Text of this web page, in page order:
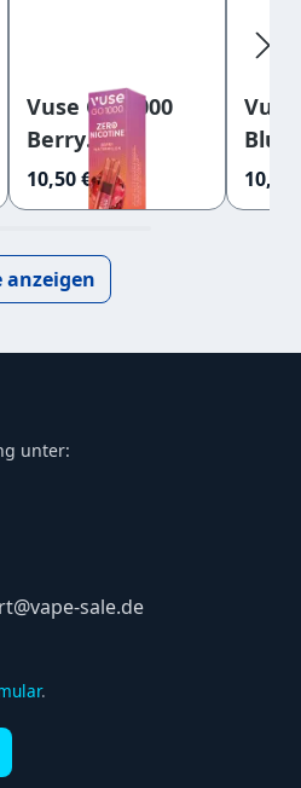
Vuse GO 1000
Berry
Watermelon
0mg
10,50 €
Vuse
0mg
10,50
anzeigen
unter:
sale.de
.